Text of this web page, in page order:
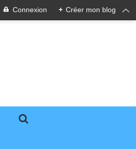
Connexion + Créer mon blog